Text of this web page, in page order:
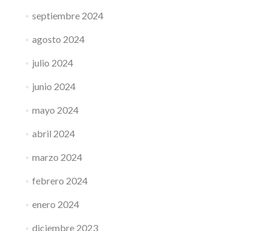
septiembre 2024
agosto 2024
julio 2024
junio 2024
mayo 2024
abril 2024
marzo 2024
febrero 2024
enero 2024
diciembre 2023